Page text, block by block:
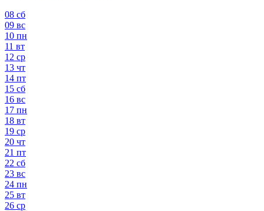
08 сб
09 вс
10 пн
11 вт
12 ср
13 чт
14 пт
15 сб
16 вс
17 пн
18 вт
19 ср
20 чт
21 пт
22 сб
23 вс
24 пн
25 вт
26 ср